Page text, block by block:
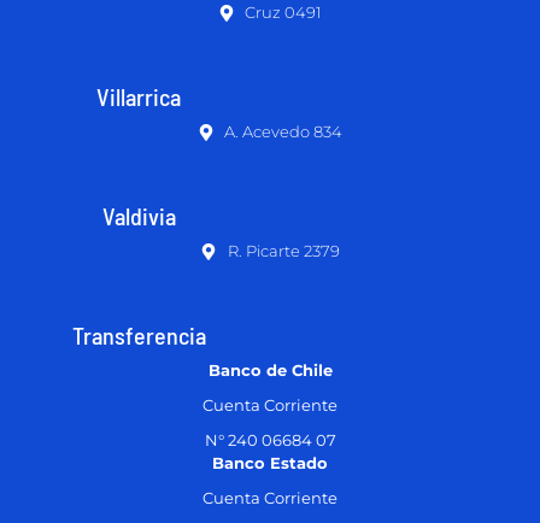
Cruz 0491
Villarrica
A. Acevedo 834
Valdivia
R. Picarte 2379
Transferencia
Banco de Chile
Cuenta Corriente
N° 240 06684 07
Banco Estado
Cuenta Corriente